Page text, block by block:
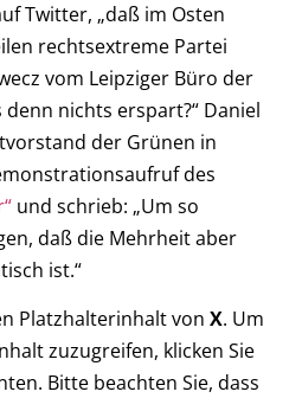
Twitter, „daß im Osten
rechtsextreme Partei
vom Leipziger Büro der
nichts erspart?“ Daniel
der Grünen in
des
und schrieb: „Um so
daß die Mehrheit aber
ist.“
Platzhalterinhalt von X. Um
zuzugreifen, klicken Sie
Bitte beachten Sie, dass